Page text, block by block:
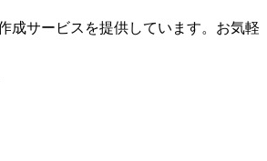
成サービスを提供しています。お気軽